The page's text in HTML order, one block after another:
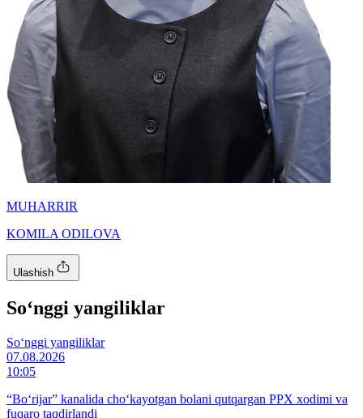
MUHARRIR
KOMILA ODILOVA
Ulashish
So‘nggi yangiliklar
So‘nggi yangiliklar
07.08.2026
10:05
“Bo‘rijar” kanalida cho‘kayotgan bolani qutqargan PPX xodimi va
fuqaro taqdirlandi